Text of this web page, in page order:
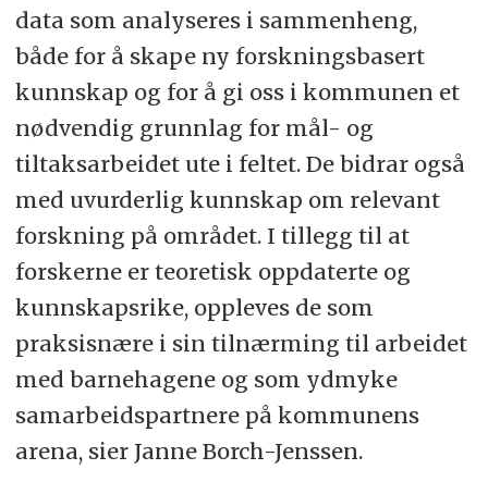
data som analyseres i sammenheng,
både for å skape ny forskningsbasert
kunnskap og for å gi oss i kommunen et
nødvendig grunnlag for mål- og
tiltaksarbeidet ute i feltet. De bidrar også
med uvurderlig kunnskap om relevant
forskning på området. I tillegg til at
forskerne er teoretisk oppdaterte og
kunnskapsrike, oppleves de som
praksisnære i sin tilnærming til arbeidet
med barnehagene og som ydmyke
samarbeidspartnere på kommunens
arena, sier Janne Borch-Jenssen.